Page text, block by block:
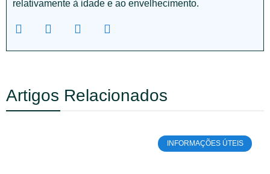
relativamente à idade e ao envelhecimento.
Artigos Relacionados
INFORMAÇÕES ÚTEIS